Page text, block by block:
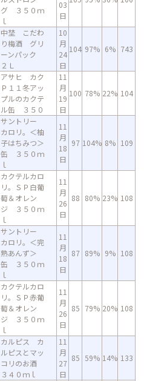
グ ３５０ｍ
ｌ
03
日
中埜 こだわ
り梅酒 グリ
ーンパック
２Ｌ
10
月
24
日
104 97% 6% 743
アサヒ カク
Ｐ１１冬アッ
プルのカクテ
ル缶 ３５０
11
月
19
日
100 78% 22% 104
サントリー
カロリ。＜柚
子はちみつ＞
缶 ３５０ｍ
ｌ
11
月
18
日
97 104% 8% 109
カクテルカロ
リ。ＳＰ白葡
萄＆オレン
ジ ３５０ｍ
ｌ
11
月
26
日
88 80% 23% 108
サントリー
カロリ。＜完
熟あんず＞
缶 ３５０ｍ
ｌ
11
月
18
日
87 89% 9% 108
カクテルカロ
リ。ＳＰ赤葡
萄＆オレン
ジ ３５０ｍ
ｌ
11
月
26
日
85 79% 20% 108
カルピス カ
ルピスとマッ
コリのお酒
３４０ｍｌ
11
月
27
日
85 59% 14% 133